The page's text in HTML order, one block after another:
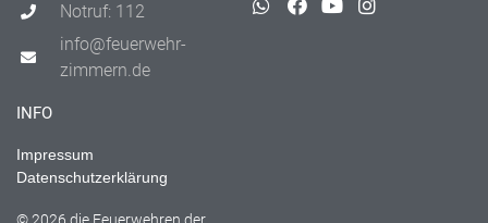
Notruf: 112
info@feuerwehr-
zimmern.de
INFO
Impressum
Datenschutzerklärung
© 2026 die Feuerwehren der